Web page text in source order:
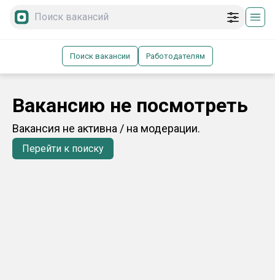
Поиск вакансии Работодателям
Вакансию не посмотреть
Вакансия не активна / на модерации.
Перейти к поиску